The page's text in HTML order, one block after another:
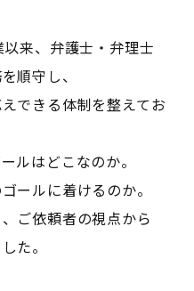
来、弁護士・弁理士
順守し、
できる体制を整えてお
ルはどこなのか。
ールに着けるのか。
ご依頼者の視点から
た。